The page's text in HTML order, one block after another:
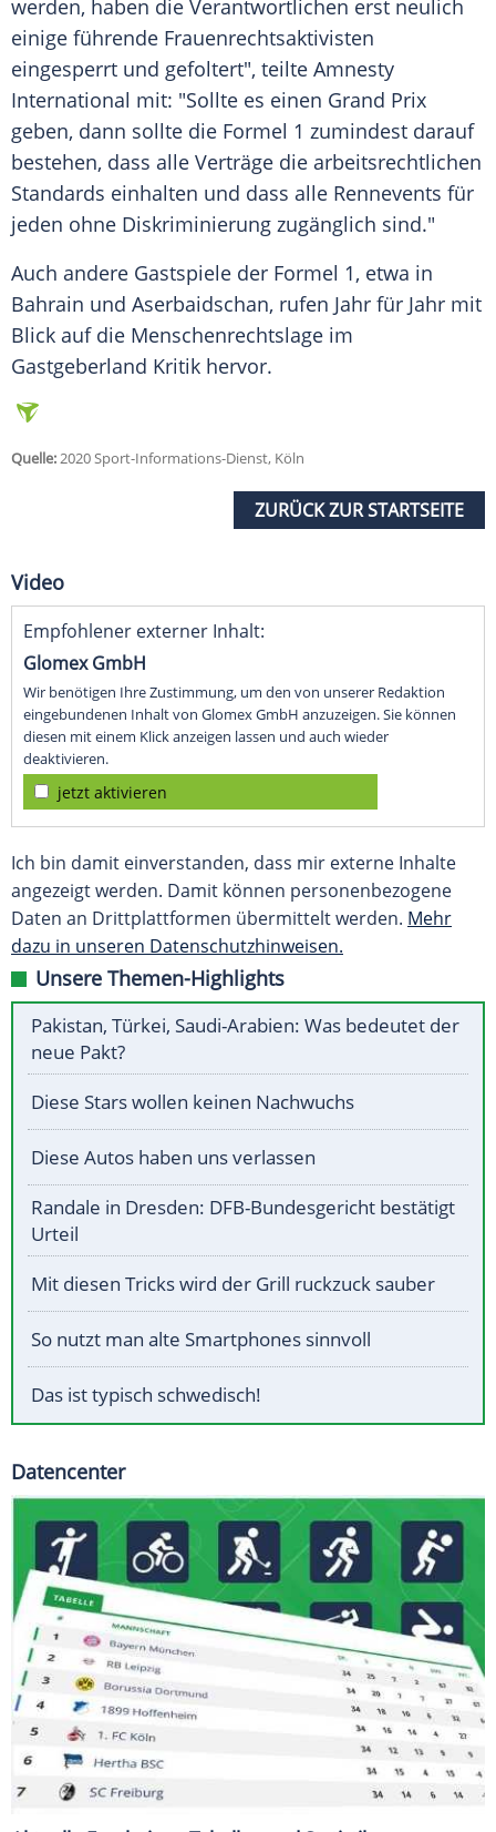
werden, haben die Verantwortlichen erst neulich
einige führende Frauenrechtsaktivisten
eingesperrt und gefoltert", teilte Amnesty
International mit: "Sollte es einen Grand Prix
geben, dann sollte die Formel 1 zumindest darauf
bestehen, dass alle Verträge die arbeitsrechtlichen
Standards einhalten und dass alle Rennevents für
jeden ohne Diskriminierung zugänglich sind."
Auch andere Gastspiele der Formel 1, etwa in
Bahrain und Aserbaidschan, rufen Jahr für Jahr mit
Blick auf die Menschenrechtslage im
Gastgeberland Kritik hervor.
Quelle:2020 Sport-Informations-Dienst, Köln
ZURÜCK ZUR STARTSEITE
Video
Empfohlener externer Inhalt:
Glomex GmbH
Wir benötigen Ihre Zustimmung, um den von unserer Redaktion
eingebundenen Inhalt von Glomex GmbH anzuzeigen. Sie können
diesen mit einem Klick anzeigen lassen und auch wieder
deaktivieren.
jetzt aktivieren
Ich bin damit einverstanden, dass mir externe Inhalte
angezeigt werden. Damit können personenbezogene
Daten an Drittplattformen übermittelt werden. Mehr
dazu in unseren Datenschutzhinweisen.
Unsere Themen-Highlights
Pakistan, Türkei, Saudi-Arabien: Was bedeutet der
neue Pakt?
Diese Stars wollen keinen Nachwuchs
Diese Autos haben uns verlassen
Randale in Dresden: DFB-Bundesgericht bestätigt
Urteil
Mit diesen Tricks wird der Grill ruckzuck sauber
So nutzt man alte Smartphones sinnvoll
Das ist typisch schwedisch!
Datencenter